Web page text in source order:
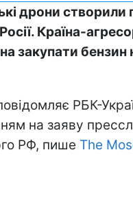
дрони створили
Країна-
закупати бензин
РБК-
на заяву
РФ, пише The